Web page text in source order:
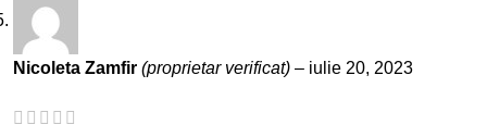
Nicoleta Zamfir (proprietar verificat) – iulie 20, 2023